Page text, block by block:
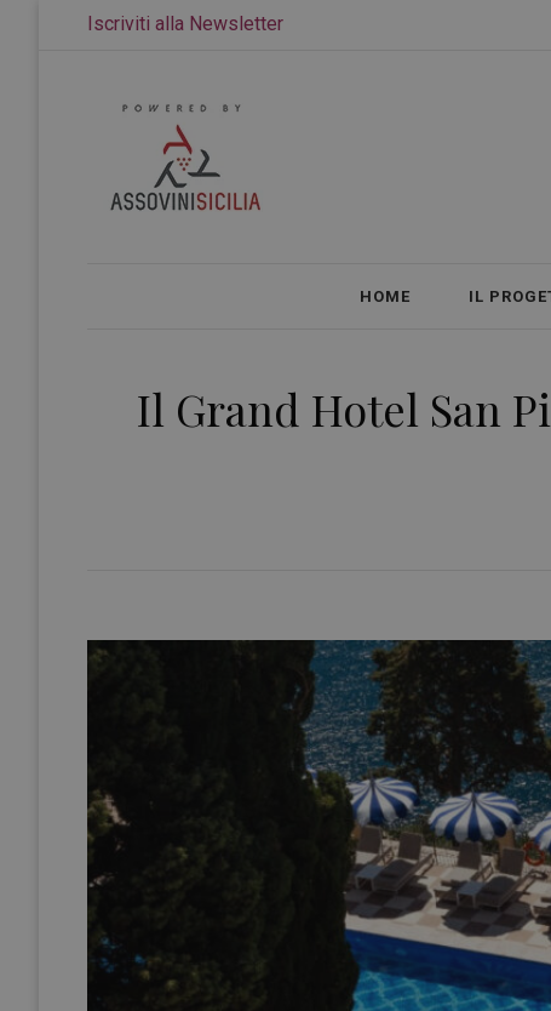
Iscriviti alla Newsletter
HOME IL
Il Grand Hotel San